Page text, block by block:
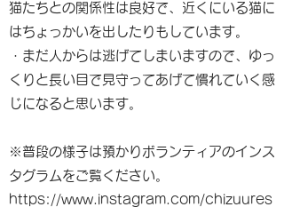
猫たちとの関係性は良好で、近くにいる猫に
はちょっかいを出したりもしています。
・まだ人からは逃げてしまいますので、ゆっ
くりと長い目で見守ってあげて慣れていく感
じになると思います。
※普段の様子は預かりボランティアのインス
タグラムをご覧ください。
https://www.instagram.com/chizuures